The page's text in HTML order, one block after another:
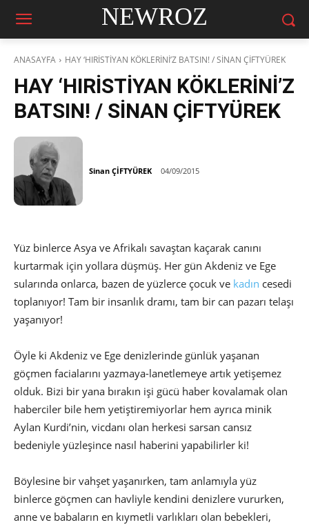
NEWROZ
ANASAYFA HAY ‘HIRİSTİYAN KÖKLERİNİ’Z BATSIN! / SİNAN ÇİFTYÜREK
HAY ‘HIRİSTİYAN KÖKLERİNİ’Z
BATSIN! / SİNAN ÇİFTYÜREK
Sinan ÇİFTYÜREK 04/09/2015
Yüz binlerce Asya ve Afrikalı savaştan kaçarak canını
kurtarmak için yollara düşmüş. Her gün Akdeniz ve Ege
sularında onlarca, bazen de yüzlerce çocuk ve kadın cesedi
toplanıyor! Tam bir insanlık dramı, tam bir can pazarı telaşı
yaşanıyor!
Öyle ki Akdeniz ve Ege denizlerinde günlük yaşanan
göçmen facialarını yazmaya-lanetlemeye artık yetişemez
olduk. Bizi bir yana bırakın işi gücü haber kovalamak olan
haberciler bile hem yetiştiremiyorlar hem ayrıca minik
Aylan Kurdi’nin, vicdanı olan herkesi sarsan cansız
bedeniyle yüzleşince nasıl haberini yapabilirler ki!
Böylesine bir vahşet yaşanırken, tam anlamıyla yüz
binlerce göçmen can havliyle kendini denizlere vururken,
anne ve babaların en kıymetli varlıkları olan bebekleri,